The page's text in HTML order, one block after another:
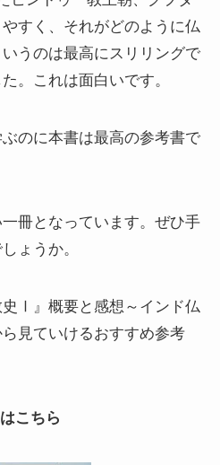
ズ
味わう
カン、ローマカトリック
科学革命
ゾーンの驚異の人生
ら見るヨーロッパ
すく、それがどのように仏
うのは最高にスリリングで
。これは面白いです。
のに本書は最高の参考書で
冊となっています。ぜひ手
ょうか。
Ⅰ』概要と感想～インド仏
見ていけるおすすめ参考
こちら